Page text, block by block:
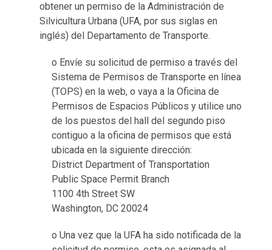
obtener un permiso de la Administración de
Silvicultura Urbana (UFA, por sus siglas en
inglés) del Departamento de Transporte.
o Envíe su solicitud de permiso a través del
Sistema de Permisos de Transporte en línea
(TOPS) en la web, o vaya a la Oficina de
Permisos de Espacios Públicos y utilice uno
de los puestos del hall del segundo piso
contiguo a la oficina de permisos que está
ubicada en la siguiente dirección:
District Department of Transportation
Public Space Permit Branch
1100 4th Street SW
Washington, DC 20024
o Una vez que la UFA ha sido notificada de la